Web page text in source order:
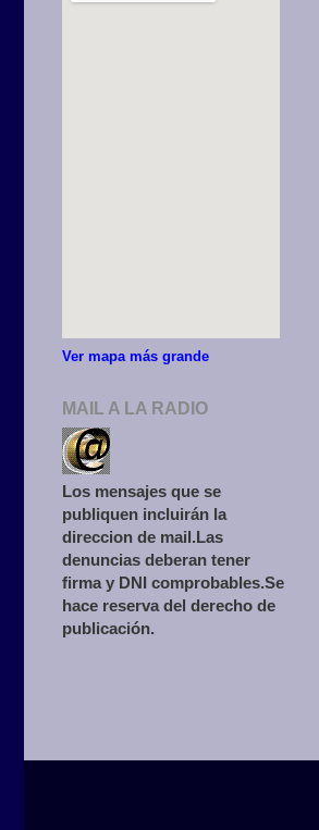
Ver mapa más grande
MAIL A LA RADIO
Los mensajes que se
publiquen incluirán la
direccion de mail.Las
denuncias deberan tener
firma y DNI comprobables.Se
hace reserva del derecho de
publicación.